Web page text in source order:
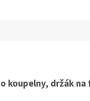
koupelny, držák na